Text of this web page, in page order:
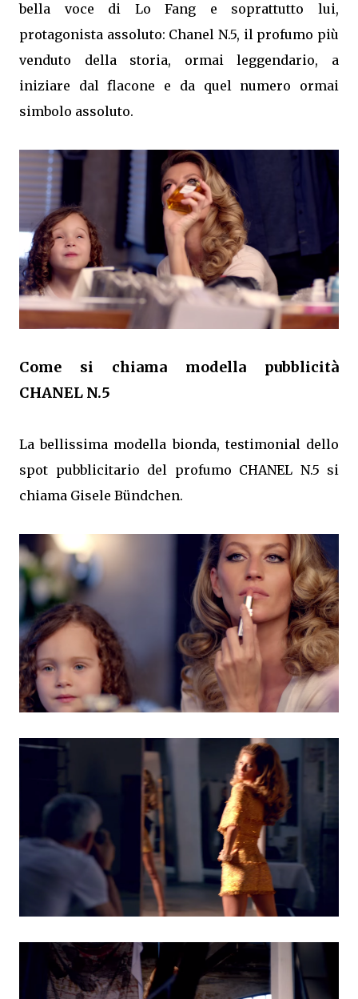
bella voce di Lo Fang e soprattutto lui,
protagonista assoluto: Chanel N.5, il profumo più
venduto della storia, ormai leggendario, a
iniziare dal flacone e da quel numero ormai
simbolo assoluto.
Come si chiama modella pubblicità
CHANEL N.5
La bellissima modella bionda, testimonial dello
spot pubblicitario del profumo CHANEL N.5 si
chiama Gisele Bündchen.